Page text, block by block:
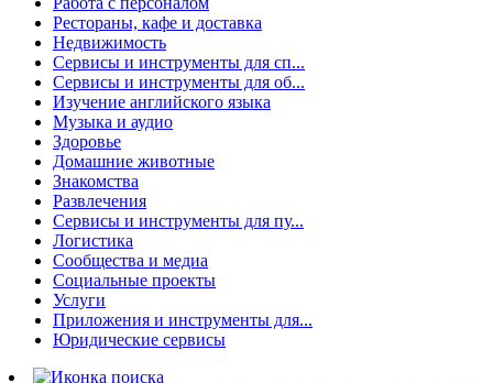
Рестораны, кафе и доставка
Недвижимость
Сервисы и инструменты для сп...
Сервисы и инструменты для об...
Изучение английского языка
Музыка и аудио
Здоровье
Домашние животные
Знакомства
Развлечения
Сервисы и инструменты для пу...
Логистика
Сообщества и медиа
Социальные проекты
Услуги
Приложения и инструменты для...
Юридические сервисы